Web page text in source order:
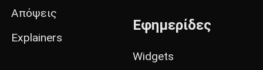
Απόψεις
Explainers
Εφημερίδες
Widgets